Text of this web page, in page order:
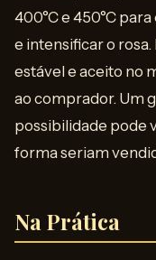
400°C e 450°C
e intensificar o
estável e aceito no
ao comprador. Um
possibilidade pode
forma seriam
Na Prática